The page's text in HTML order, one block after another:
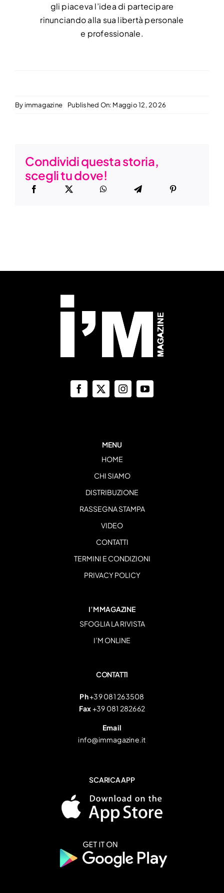
gli piaceva l’idea di partecipare
rinunciando alla sua libertà personale
e professionale.
By immagazine Published On: Maggio 12, 2026
Condividi questa storia,
scegli tu dove!
MENU
HOME
CHI SIAMO
DISTRIBUZIONE
RASSEGNA STAMPA
VIDEO
CONTATTI
TERMINI E CONDIZIONI
PRIVACY POLICY
I’M MAGAZINE
SFOGLIA LA RIVISTA
I’M ONLINE
CONTATTI
Ph+39 081 263508
Fax+39 081 282662
Email
info@immagazine.it
SCARICA APP